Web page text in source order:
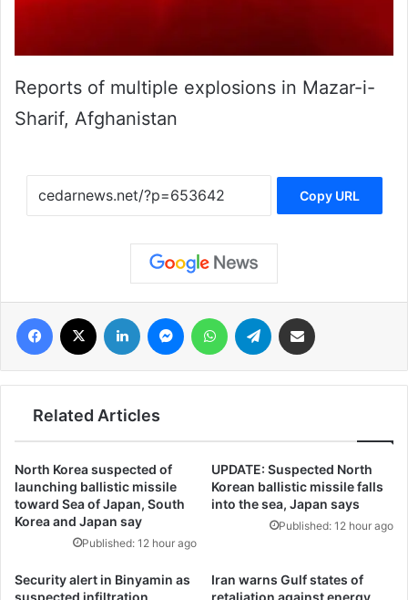
Reports of multiple explosions in Mazar-i-
Sharif, Afghanistan
Copy URL
فيسبوك لينكدإن ماسنجر واتساب تيلقرام مشاركة عبر البريد
Related Articles
UPDATE: Suspected North
Korean ballistic missile falls
into the sea, Japan says
Published: 12 hour ago
North Korea suspected of
launching ballistic missile
toward Sea of Japan, South
Korea and Japan say
Published: 12 hour ago
Iran warns Gulf states of
retaliation against energy
Security alert in Binyamin as
suspected infiltration